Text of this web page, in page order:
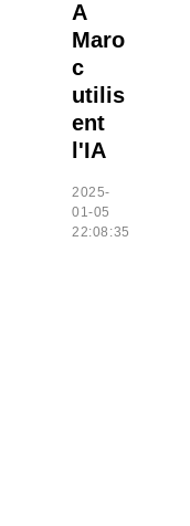
A
Maro
c
utilis
ent
l'IA
2025-
01-05
22:08:35